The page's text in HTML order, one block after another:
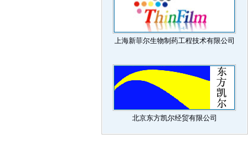
上海新菲尔生物制药工程技术有限公司
北京东方凯尔经贸有限公司